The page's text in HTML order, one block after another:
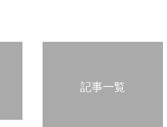
記事一覧